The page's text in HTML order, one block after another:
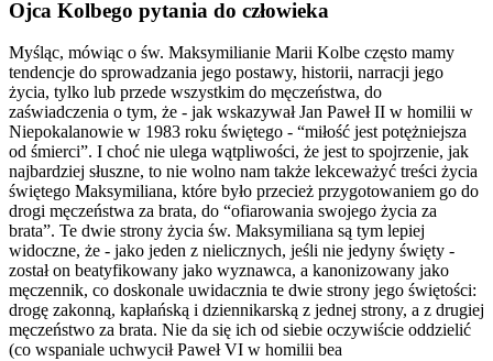
Ojca Kolbego pytania do człowieka
Myśląc, mówiąc o św. Maksymilianie Marii Kolbe często mamy
tendencje do sprowadzania jego postawy, historii, narracji jego
życia, tylko lub przede wszystkim do męczeństwa, do
zaświadczenia o tym, że - jak wskazywał Jan Paweł II w homilii w
Niepokalanowie w 1983 roku świętego - “miłość jest potężniejsza
od śmierci”. I choć nie ulega wątpliwości, że jest to spojrzenie, jak
najbardziej słuszne, to nie wolno nam także lekceważyć treści życia
świętego Maksymiliana, które było przecież przygotowaniem go do
drogi męczeństwa za brata, do “ofiarowania swojego życia za
brata”. Te dwie strony życia św. Maksymiliana są tym lepiej
widoczne, że - jako jeden z nielicznych, jeśli nie jedyny święty -
został on beatyfikowany jako wyznawca, a kanonizowany jako
męczennik, co doskonale uwidacznia te dwie strony jego świętości:
drogę zakonną, kapłańską i dziennikarską z jednej strony, a z drugiej
męczeństwo za brata. Nie da się ich od siebie oczywiście oddzielić
(co wspaniale uchwycił Paweł VI w homilii bea